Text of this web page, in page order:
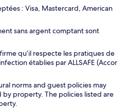
: Visa, Mastercard, American
sans argent comptant sont
qu’il respecte les pratiques de
établies par ALLSAFE (Accor
norms and guest policies may
property. The policies listed are